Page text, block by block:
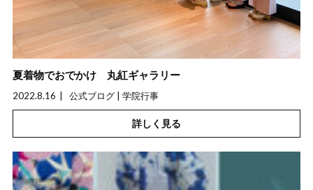
夏着物でおでかけ 丸紅ギャラリー
2022.8.16
公式ブログ | 学院行事
詳しく見る